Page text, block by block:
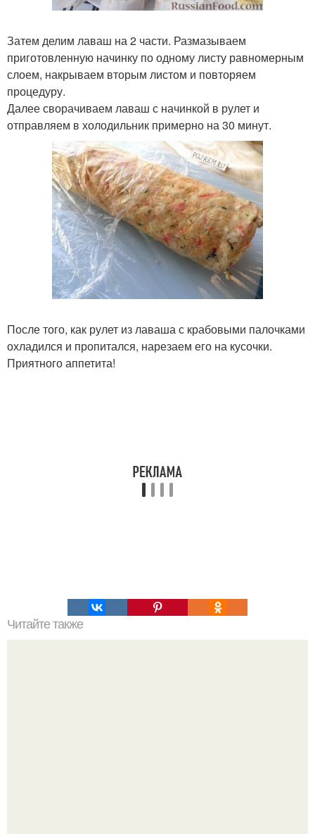
Затем делим лаваш на 2 части. Размазываем
приготовленную начинку по одному листу равномерным
слоем, накрываем вторым листом и повторяем
процедуру.
Далее сворачиваем лаваш с начинкой в рулет и
отправляем в холодильник примерно на 30 минут.
После того, как рулет из лаваша с крабовыми палочками
охладился и пропитался, нарезаем его на кусочки.
Приятного аппетита!
Читайте также